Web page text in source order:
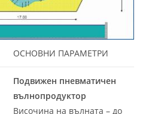
ОСНОВНИ ПАРАМЕТРИ
Подвижен пневматичен
вълнопродуктор
Височина на вълната – до